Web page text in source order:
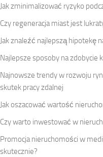
Jak zminimalizować ryzyko
Czy regeneracja miast jest
Jak znaleźć najlepszą hipotekę
Najlepsze sposoby na zdobycie
Najnowsze trendy w rozwoju
skutek pracy zdalnej
Jak oszacować wartość
Czy warto inwestować w
Promocja nieruchomości w
skutecznie?